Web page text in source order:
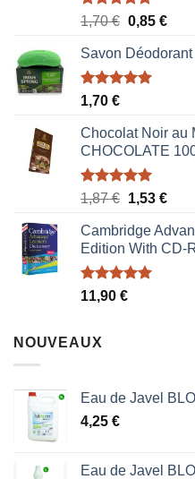
Note5.00
1,70€ Le
initial
était :
0,85 €Le
Savon
Note5.00
1,70 €
Chocolat Noir au
CHOCOLATE
Note5.00
1,87€ Le
initial
était :
1,87 €.
1,53 €Le
est :
Cambridge
Edition With CD-
Note5.00
11,90 €
NOUVEAUX
Eau de Javel
4,25 €
Eau de Javel